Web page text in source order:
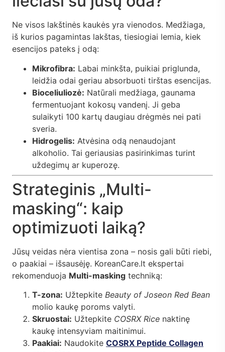
Ne visos lakštinės kaukės yra vienodos. Medžiaga,
iš kurios pagamintas lakštas, tiesiogiai lemia, kiek
esencijos pateks į odą:
Mikrofibra: Labai minkšta, puikiai priglunda,
leidžia odai geriau absorbuoti tirštas esencijas.
Bioceliuliozė: Natūrali medžiaga, gaunama
fermentuojant kokosų vandenį. Ji geba
sulaikyti 100 kartų daugiau drėgmės nei pati
sveria.
Hidrogelis: Atvėsina odą nenaudojant
alkoholio. Tai geriausias pasirinkimas turint
uždegimų ar kuperozę.
Strateginis „Multi-
masking“: kaip
optimizuoti laiką?
Jūsų veidas nėra vientisa zona – nosis gali būti riebi,
o paakiai – išsausėję. KoreanCare.lt ekspertai
rekomenduoja Multi-masking techniką:
T-zona: Užtepkite Beauty of Joseon Red Bean
molio kaukę poroms valyti.
Skruostai: Užtepkite COSRX Rice naktinę
kaukę intensyviam maitinimui.
Paakiai: Naudokite COSRX Peptide Collagen